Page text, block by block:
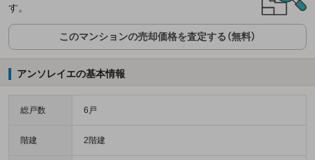
す。
このマンションの売却価格を査定する（無料）
アンソレイエの基本情報
総戸数 6戸
階建 2階建